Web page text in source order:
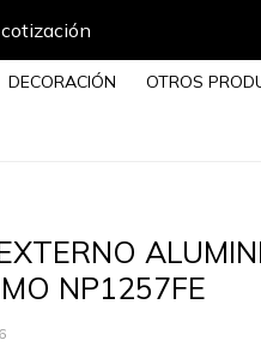
DECORACIÓN OTROS
NP1257FE